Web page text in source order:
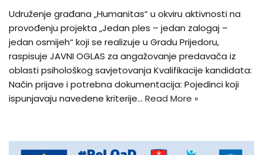
Udruženje građana „Humanitas“ u okviru aktivnosti na
provođenju projekta „Jedan ples – jedan zalogaj –
jedan osmijeh“ koji se realizuje u Gradu Prijedoru,
raspisuje JAVNI OGLAS za angažovanje predavača iz
oblasti psihološkog savjetovanja Kvalifikacije kandidata:
Način prijave i potrebna dokumentacija: Pojedinci koji
ispunjavaju navedene kriterije… Read More »